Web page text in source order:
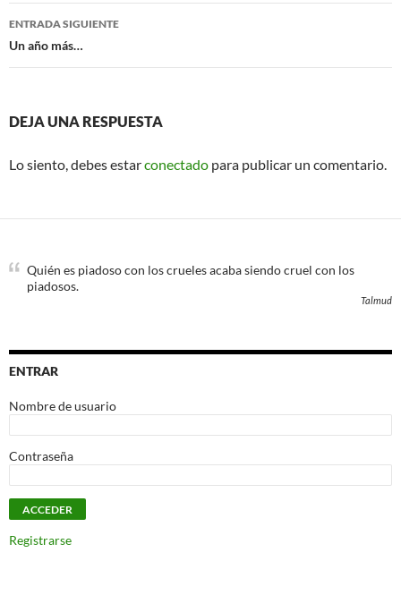
entradas
ENTRADA SIGUIENTE
Un año más…
DEJA UNA RESPUESTA
Lo siento, debes estarconectado para publicar un comentario.
Quién es piadoso con los crueles acaba siendo cruel con los
piadosos.
Talmud
ENTRAR
Nombre de usuario
Contraseña
Registrarse